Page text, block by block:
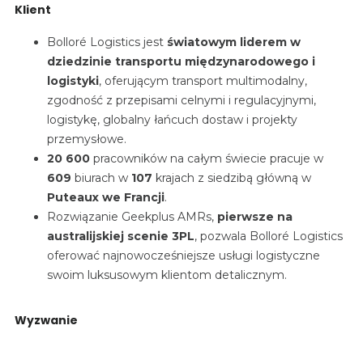
Klient
Bolloré Logistics jest światowym liderem w
dziedzinie transportu międzynarodowego i
logistyki, oferującym transport multimodalny,
zgodność z przepisami celnymi i regulacyjnymi,
logistykę, globalny łańcuch dostaw i projekty
przemysłowe.
20 600 pracowników na całym świecie pracuje w
609 biurach w 107 krajach z siedzibą główną w
Puteaux we Francji.
Rozwiązanie Geekplus AMRs, pierwsze na
australijskiej scenie 3PL, pozwala Bolloré Logistics
oferować najnowocześniejsze usługi logistyczne
swoim luksusowym klientom detalicznym.
Wyzwanie